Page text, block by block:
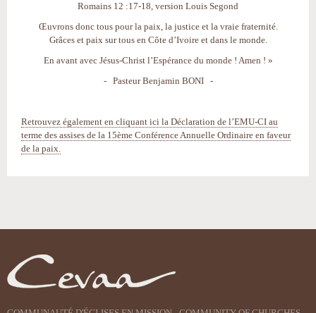
Romains 12 :17-18, version Louis Segond
Œuvrons donc tous pour la paix, la justice et la vraie fraternité.
Grâces et paix sur tous en Côte d’Ivoire et dans le monde.
En avant avec Jésus-Christ l’Espérance du monde ! Amen ! »
- Pasteur Benjamin BONI -
Retrouvez également en cliquant ici la Déclaration de l’EMU-CI au
terme des assises de la 15ème Conférence Annuelle Ordinaire en faveur
de la paix.
document